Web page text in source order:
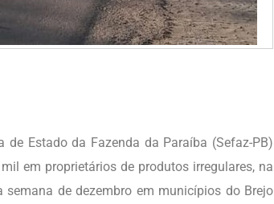
Estado da Fazenda da Paraíba (Sefaz-PB)
em proprietários de produtos irregulares, na
de dezembro em municípios do Brejo